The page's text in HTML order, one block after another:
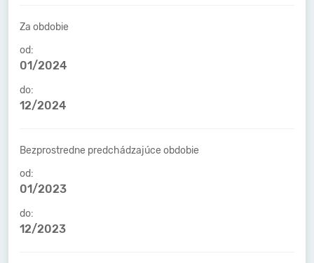
Za obdobie
od:
01/2024
do:
12/2024
Bezprostredne predchádzajúce obdobie
od:
01/2023
do:
12/2023